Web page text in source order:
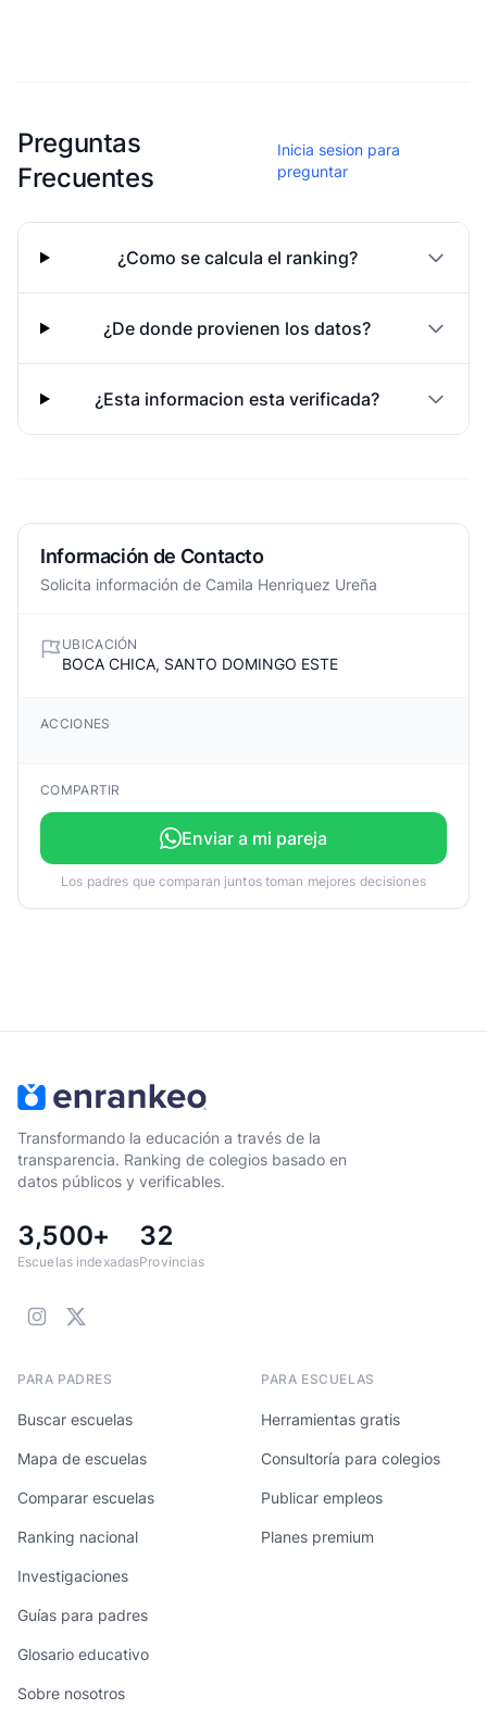
Preguntas
Frecuentes
Inicia sesion para
preguntar
¿Como se calcula el ranking?
¿De donde provienen los datos?
¿Esta informacion esta verificada?
Información de Contacto
Solicita información de Camila Henriquez Ureña
UBICACIÓN
BOCA CHICA, SANTO DOMINGO ESTE
ACCIONES
COMPARTIR
Enviar a mi pareja
Los padres que comparan juntos toman mejores decisiones
Transformando la educación a través de la
transparencia. Ranking de colegios basado en
datos públicos y verificables.
3,500+
Escuelas indexadas
32
Provincias
PARA PADRES
Buscar escuelas
Mapa de escuelas
Comparar escuelas
Ranking nacional
Investigaciones
Guías para padres
Glosario educativo
Sobre nosotros
PARA ESCUELAS
Herramientas gratis
Consultoría para colegios
Publicar empleos
Planes premium